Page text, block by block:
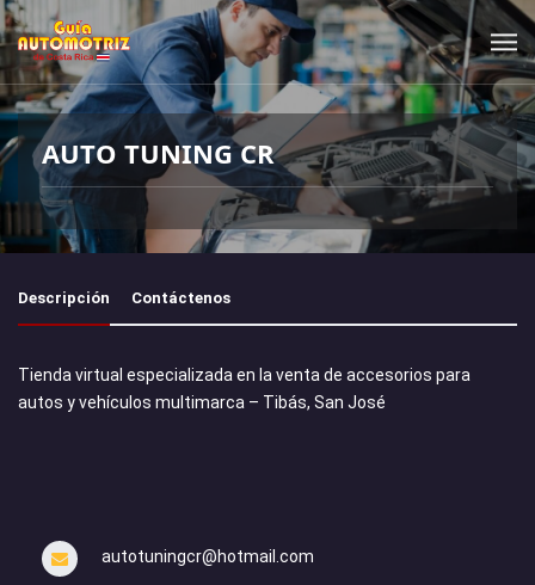
AUTO TUNING CR
Descripción Contáctenos
Tienda virtual especializada en la venta de accesorios para
autos y vehículos multimarca – Tibás, San José
autotuningcr@hotmail.com